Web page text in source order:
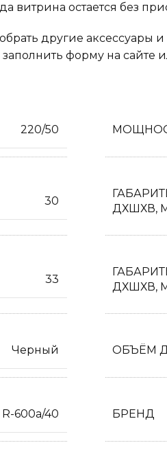
витрина остается без
другие
форму на сайте
220/50
30
ДХШХВ,
33
ДХШХВ,
Черный ОБЪЁМ
R-600a/40 БРЕНД